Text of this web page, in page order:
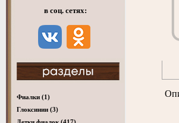
в соц. сетях:
Фиалки (1)
Глоксинии (3)